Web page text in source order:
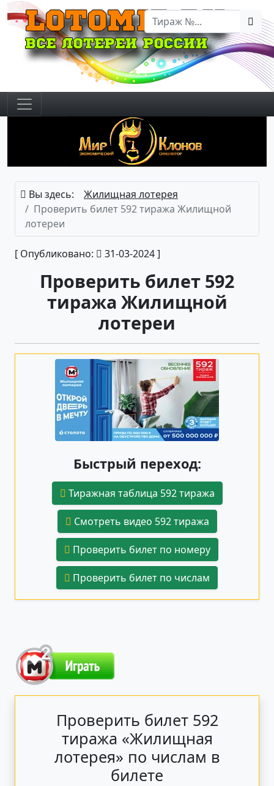
Вы здесь:
Жилищная лотерея
Проверить билет 592 тиража Жилищной
лотереи
[ Опубликовано: 31-03-2024 ]
Проверить билет 592
тиража Жилищной
лотереи
Быстрый переход:
Тиражная таблица 592 тиража
Смотреть видео 592 тиража
Проверить билет по номеру
Проверить билет по числам
Проверить билет 592
тиража «Жилищная
лотерея» по числам в
билете